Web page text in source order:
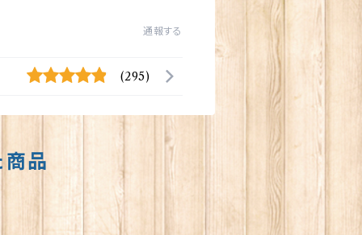
通報する
(295)
商品